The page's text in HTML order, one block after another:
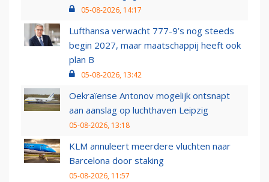
05-08-2026, 14:17
Lufthansa verwacht 777-9’s nog steeds
begin 2027, maar maatschappij heeft ook
plan B
05-08-2026, 13:42
Oekraïense Antonov mogelijk ontsnapt
aan aanslag op luchthaven Leipzig
05-08-2026, 13:18
KLM annuleert meerdere vluchten naar
Barcelona door staking
05-08-2026, 11:57